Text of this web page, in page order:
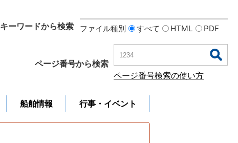
キーワードから検索 ファイル種別 すべて HTML PDF
ページ番号から検索
ページ番号検索の使い方
船舶情報 行事・イベント